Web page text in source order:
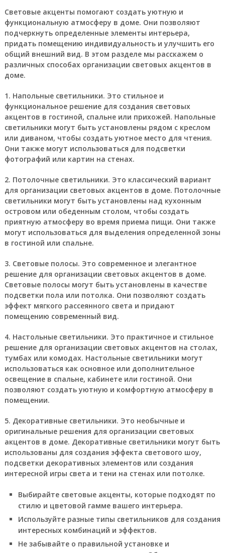
Световые акценты помогают создать уютную и
функциональную атмосферу в доме. Они позволяют
подчеркнуть определенные элементы интерьера,
придать помещению индивидуальность и улучшить его
общий внешний вид. В этом разделе мы расскажем о
различных способах организации световых акцентов в
доме.
1. Напольные светильники. Это стильное и
функциональное решение для создания световых
акцентов в гостиной, спальне или прихожей. Напольные
светильники могут быть установлены рядом с креслом
или диваном, чтобы создать уютное место для чтения.
Они также могут использоваться для подсветки
фотографий или картин на стенах.
2. Потолочные светильники. Это классический вариант
для организации световых акцентов в доме. Потолочные
светильники могут быть установлены над кухонным
островом или обеденным столом, чтобы создать
приятную атмосферу во время приема пищи. Они также
могут использоваться для выделения определенной зоны
в гостиной или спальне.
3. Световые полосы. Это современное и элегантное
решение для организации световых акцентов в доме.
Световые полосы могут быть установлены в качестве
подсветки пола или потолка. Они позволяют создать
эффект мягкого рассеянного света и придают
помещению современный вид.
4. Настольные светильники. Это практичное и стильное
решение для организации световых акцентов на столах,
тумбах или комодах. Настольные светильники могут
использоваться как основное или дополнительное
освещение в спальне, кабинете или гостиной. Они
позволяют создать уютную и комфортную атмосферу в
помещении.
5. Декоративные светильники. Это необычные и
оригинальные решения для организации световых
акцентов в доме. Декоративные светильники могут быть
использованы для создания эффекта светового шоу,
подсветки декоративных элементов или создания
интересной игры света и тени на стенах или потолке.
Выбирайте световые акценты, которые подходят по
стилю и цветовой гамме вашего интерьера.
Используйте разные типы светильников для создания
интересных комбинаций и эффектов.
Не забывайте о правильной установке и